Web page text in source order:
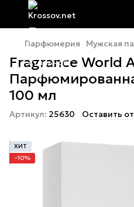
Парфюмерия Мужская
Fragrance World
100 мл
Артикул: 25630 Оставить
ХИТ
−10%